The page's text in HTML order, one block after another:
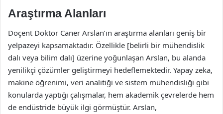
Araştırma Alanları
Doçent Doktor Caner Arslan’ın araştırma alanları geniş bir
yelpazeyi kapsamaktadır. Özellikle [belirli bir mühendislik
dalı veya bilim dalı] üzerine yoğunlaşan Arslan, bu alanda
yenilikçi çözümler geliştirmeyi hedeflemektedir. Yapay zeka,
makine öğrenimi, veri analitiği ve sistem mühendisliği gibi
konularda yaptığı çalışmalar, hem akademik çevrelerde hem
de endüstride büyük ilgi görmüştür. Arslan,